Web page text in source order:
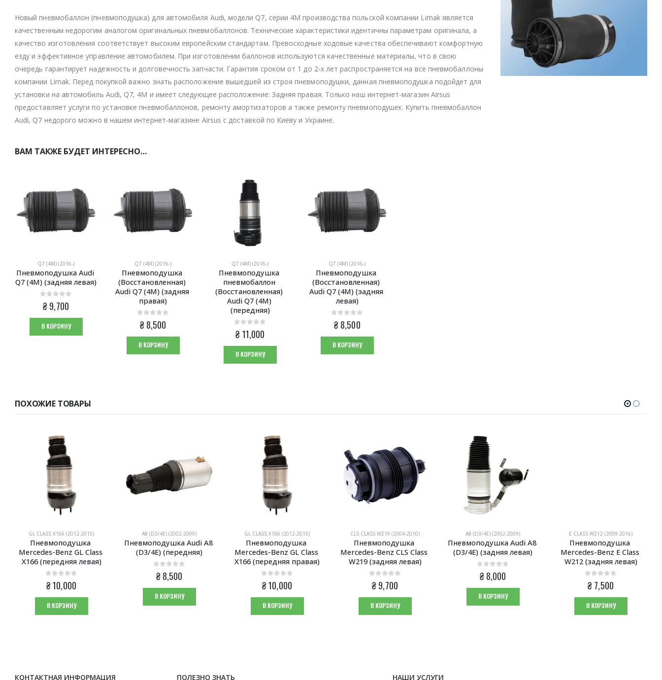
Новый пневмобаллон (пневмоподушка) для автомобиля Audi, модели Q7, серии 4M производства польской компании Limak является
качественным недорогим аналогом оригинальных пневмобаллонов. Технические характеристики идентичны параметрам оригинала, а
качество изготовления соответствует высоким европейским стандартам. Превосходные ходовые качества обеспечивают комфортную
езду и эффективное управление автомобилем. При изготовлении баллонов используются качественные материалы, что в свою
очередь гарантирует надежность и долговечность запчасти. Гарантия сроком от 1 до 2-х лет распространяется на все пневмобаллоны
компании Limak. Перед покупкой важно знать расположение вышедшей из строя пневмоподушки, данная пневмоподушка подойдет для
установки на автомобиль Audi, Q7, 4M и имеет следующее расположение: Задняя правая. Только наш интернет-магазин Airsus
предоставляет услуги по установке пневмобаллонов, ремонту амортизаторов а также ремонту пневмоподушек. Купить пневмобаллон
Audi, Q7 недорого можно в нашем интернет-магазине Airsus с доставкой по Киеву и Украине.
ВАМ ТАКЖЕ БУДЕТ ИНТЕРЕСНО…
Q7 (4M) (2016-)
Пневмоподушка Audi
Q7 (4M) (задняя левая)
0из 5
₴9,700
В КОРЗИНУ
Q7 (4M) (2016-)
Пневмоподушка
(Восстановленная)
Audi Q7 (4M) (задняя
правая)
0из 5
₴8,500
В КОРЗИНУ
Q7 (4M) (2016-)
Пневмоподушка
пневмобаллон
(Восстановленная)
Audi Q7 (4M)
(передняя)
0из 5
₴11,000
В КОРЗИНУ
Q7 (4M) (2016-)
Пневмоподушка
(Восстановленная)
Audi Q7 (4M) (задняя
левая)
0из 5
₴8,500
В КОРЗИНУ
ПОХОЖИЕ ТОВАРЫ
GL CLASS X166 (2012-2015)
Пневмоподушка
Mercedes-Benz GL Class
X166 (передняя левая)
0 из 5
₴10,000
В КОРЗИНУ
A8 (D3/4E) (2002-2009)
Пневмоподушка Audi A8
(D3/4E) (передняя)
0из 5
₴8,500
В КОРЗИНУ
GL CLASS X166 (2012-2015)
Пневмоподушка
Mercedes-Benz GL Class
X166 (передняя правая)
0 из 5
₴10,000
В КОРЗИНУ
CLS CLASS W219 (2004-2010)
Пневмоподушка
Mercedes-Benz CLS Class
W219 (задняя левая)
0из 5
₴9,700
В КОРЗИНУ
A8 (D3/4E) (2002-2009)
Пневмоподушка Audi A8
(D3/4E) (задняя левая)
0из 5
₴8,000
В КОРЗИНУ
E CLASS W212 (2009-2016)
Пневмоподушка
Mercedes-Benz E Class
W212 (задняя левая)
0из 5
₴7,500
В КОРЗИНУ
КОНТАКТНАЯ ИНФОРМАЦИЯ ПОЛЕЗНО ЗНАТЬ НАШИ УСЛУГИ